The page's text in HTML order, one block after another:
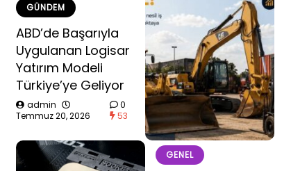
GÜNDEM
ABD’de Başarıyla
Uygulanan Logisar
Yatırım Modeli
Türkiye’ye Geliyor
admin
Temmuz 20, 2026
0
53
GENEL